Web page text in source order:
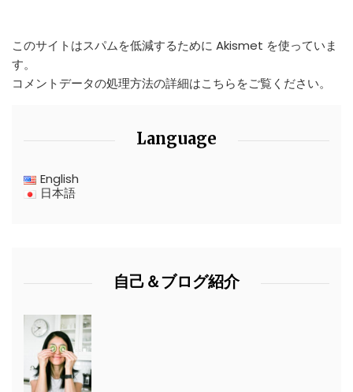
このサイトはスパムを低減するために Akismet を使っていま
す。
コメントデータの処理方法の詳細はこちらをご覧ください。
Language
English
日本語
自己＆ブログ紹介